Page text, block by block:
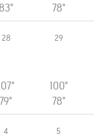
83°
78°
28
79°
29
100°
78°
4 5